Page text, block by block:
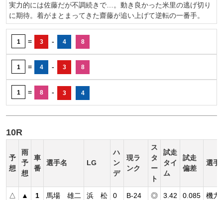
実力的には佐藤だが不調続きで…。動き良かった米里の逃げ切り
に期待。着がまとまってきた齋藤が追い上げて逆転の一番手。
1 = 3 - 4 8
1 = 4 - 3 8
1 = 8 - 3 4
10R
予
想
雨
予
想
車
番
選手名 LG
ハ
ン
デ
現ラ
ンク
ス
タ
ー
ト
試走
タイ
ム
試走
偏差
選手
△ ▲ 1 馬場 雄二 浜 松 0 B-24 ◎ 3.42 0.085 機力